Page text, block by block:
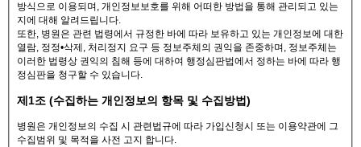
방식으로 이용되며, 개인정보보호를 위해 어떠한 방법을 통해 관리되고 있는
지에 대해 알려드립니다.
또한, 병원은 관련 법령에서 규정한 바에 따라 보유하고 있는 개인정보에 대한
열람, 정정•삭제, 처리정지 요구 등 정보주체의 권익을 존중하며, 정보주체는
이러한 법령상 권익의 침해 등에 대하여 행정심판법에서 정하는 바에 따라 행
정심판을 청구할 수 있습니다.
제1조 (수집하는 개인정보의 항목 및 수집방법)
병원은 개인정보의 수집 시 관련법규에 따라 가입신청시 또는 이용약관에 그
수집범위 및 목적을 사전 고지 합니다.